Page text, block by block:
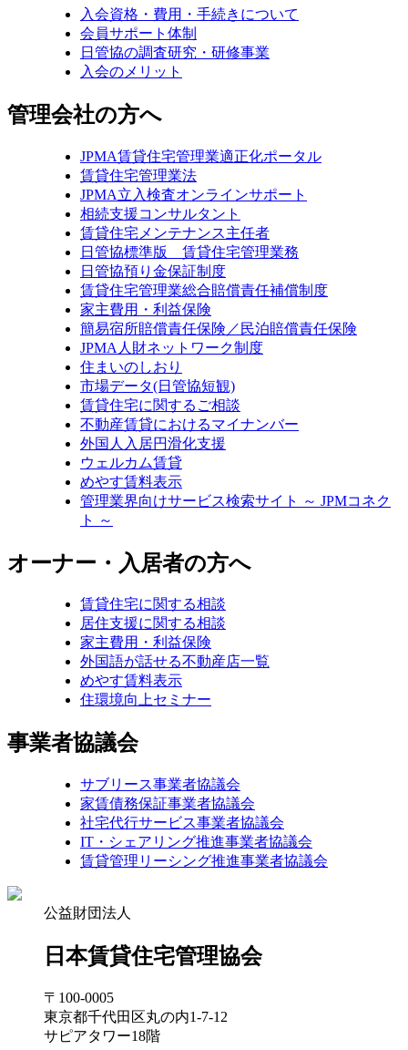
入会資格・費用・手続きについて
会員サポート体制
日管協の調査研究・研修事業
入会のメリット
管理会社の方へ
JPMA賃貸住宅管理業適正化ポータル
賃貸住宅管理業法
JPMA立入検査オンラインサポート
相続支援コンサルタント
賃貸住宅メンテナンス主任者
日管協標準版 賃貸住宅管理業務
日管協預り金保証制度
賃貸住宅管理業総合賠償責任補償制度
家主費用・利益保険
簡易宿所賠償責任保険／民泊賠償責任保険
JPMA人財ネットワーク制度
住まいのしおり
市場データ(日管協短観)
賃貸住宅に関するご相談
不動産賃貸におけるマイナンバー
外国人入居円滑化支援
ウェルカム賃貸
めやす賃料表示
管理業界向けサービス検索サイト ～ JPMコネク
ト ～
オーナー・入居者の方へ
賃貸住宅に関する相談
居住支援に関する相談
家主費用・利益保険
外国語が話せる不動産店一覧
めやす賃料表示
住環境向上セミナー
事業者協議会
サブリース事業者協議会
家賃債務保証事業者協議会
社宅代行サービス事業者協議会
IT・シェアリング推進事業者協議会
賃貸管理リーシング推進事業者協議会
公益財団法人
日本賃貸住宅管理協会
〒100-0005
東京都千代田区丸の内1-7-12
サピアタワー18階